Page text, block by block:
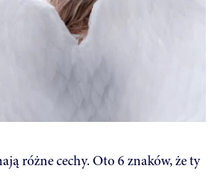
różne cechy. Oto 6 znaków, że ty